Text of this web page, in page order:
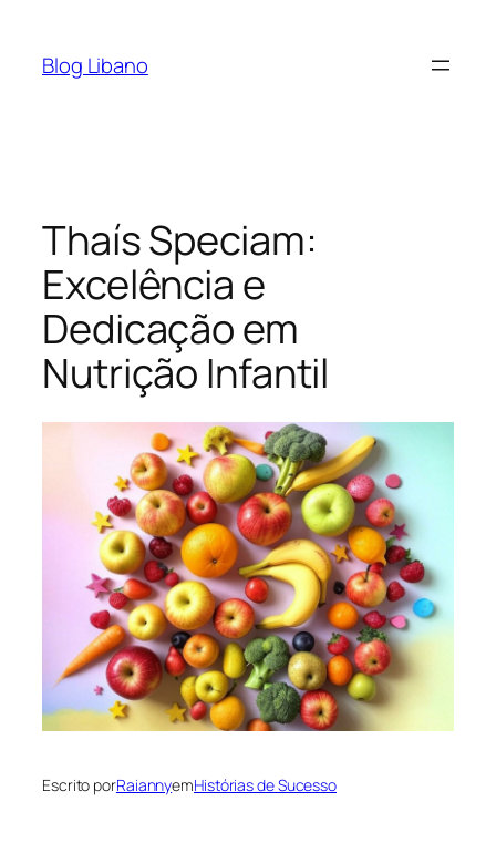
Blog Libano
Thaís Speciam:
Excelência e
Dedicação em
Nutrição Infantil
Escrito porRaiannyemHistórias de Sucesso